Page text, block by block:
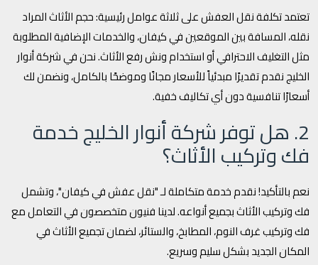
تعتمد تكلفة نقل العفش على ثلاثة عوامل رئيسية: حجم الأثاث المراد
نقله، المسافة بين الموقعين في كيفان، والخدمات الإضافية المطلوبة
مثل التغليف الاحترافي أو استخدام ونش رفع الأثاث. نحن في شركة أنوار
الخليج نقدم تقديرًا مبدئياً للأسعار مجانًا وموضحًا بالكامل، ونضمن لك
أسعارًا تنافسية دون أي تكاليف خفية.
2. هل توفر شركة أنوار الخليج خدمة
فك وتركيب الأثاث؟
نعم بالتأكيد! نقدم خدمة متكاملة لـ "نقل عفش في كيفان"، وتشمل
فك وتركيب الأثاث بجميع أنواعه. لدينا فنيون متخصصون في التعامل مع
فك وتركيب غرف النوم، المطابخ، والستائر، لضمان تجميع الأثاث في
المكان الجديد بشكل سليم وسريع.